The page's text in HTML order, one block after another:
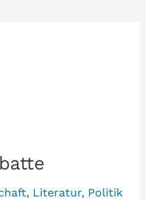
, Literatur, Politik